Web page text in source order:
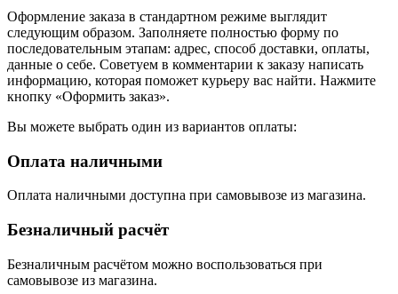
Оформление заказа в стандартном режиме выглядит
следующим образом. Заполняете полностью форму по
последовательным этапам: адрес, способ доставки, оплаты,
данные о себе. Советуем в комментарии к заказу написать
информацию, которая поможет курьеру вас найти. Нажмите
кнопку «Оформить заказ».
Вы можете выбрать один из вариантов оплаты:
Оплата наличными
Оплата наличными доступна при самовывозе из магазина.
Безналичный расчёт
Безналичным расчётом можно воспользоваться при
самовывозе из магазина.